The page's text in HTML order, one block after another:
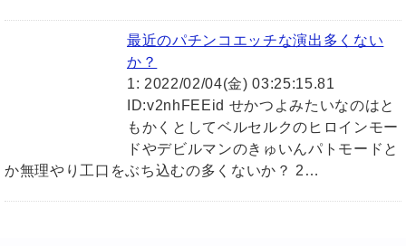
最近のパチンコエッチな演出多くない
か？
1: 2022/02/04(金) 03:25:15.81
ID:v2nhFEEid せかつよみたいなのはと
もかくとしてベルセルクのヒロインモー
ドやデビルマンのきゅいんパトモードと
か無理やり工口をぶち込むの多くないか？ 2…